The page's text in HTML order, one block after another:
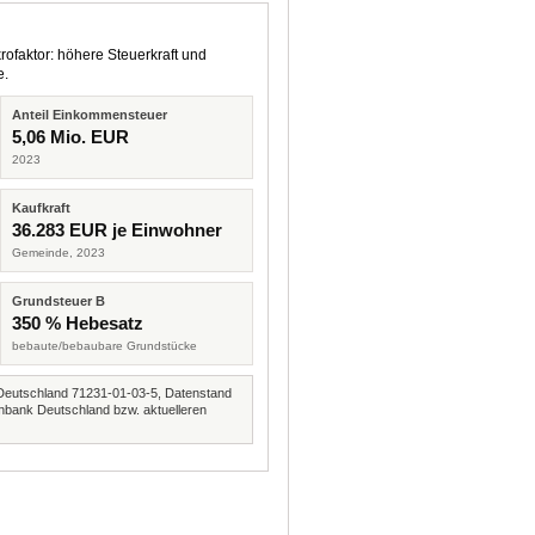
höhere Steuerkraft und
Anteil Einkommensteuer
5,06 Mio. EUR
2023
Kaufkraft
36.283 EUR je Einwohner
Gemeinde, 2023
Grundsteuer B
350 % Hebesatz
bebaute/bebaubare Grundstücke
71231-01-03-5, Datenstand
Deutschland bzw. aktuelleren